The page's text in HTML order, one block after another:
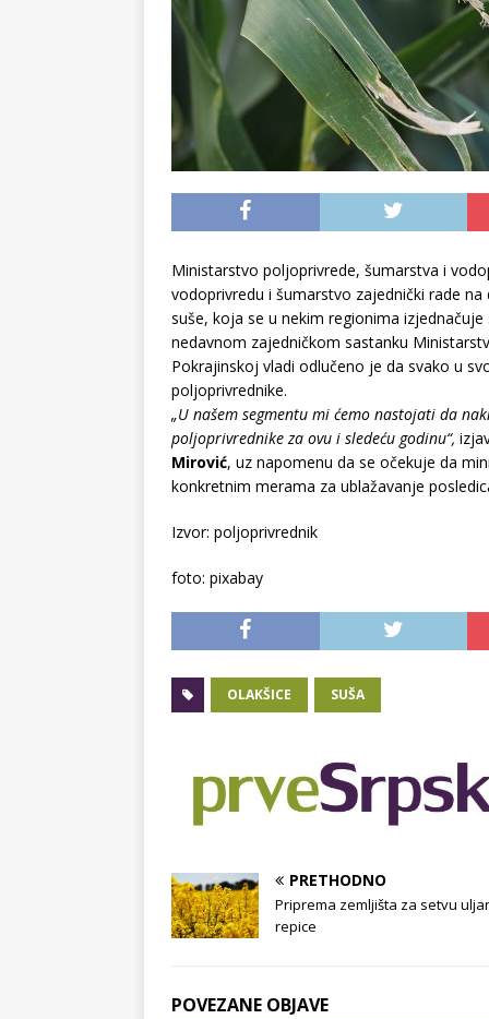
Ministarstvo poljoprivrede, šumarstva i
vodoprivredu i šumarstvo zajednički rade
suše, koja se u nekim regionima
nedavnom zajedničkom sastanku
Pokrajinskoj vladi odlučeno je da svako u
poljoprivrednike.
„U našem segmentu mi ćemo nastojati da
poljoprivrednike za ovu i sledeću godinu“,
Mirović, uz napomenu da se očekuje da
konkretnim merama za ublažavanje
Izvor: poljoprivrednik
foto: pixabay
OLAKŠICE SUŠA
PRETHODNO
Priprema zemljišta za setvu
repice
POVEZANE OBJAVE